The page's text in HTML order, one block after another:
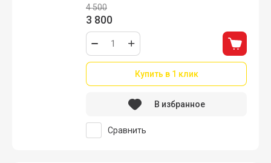
4 500
3 800
Купить в 1 клик
Сравнить
В избранное